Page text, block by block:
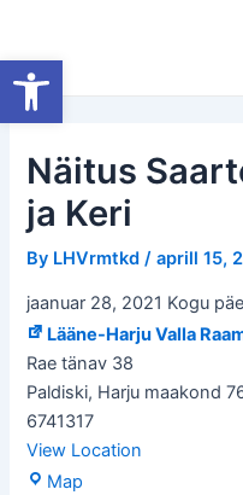
Open toolbar
content
Näitus
ja Keri
By LHVrmtkd/aprill 15,
jaanuar 28, 2021 Kogu
Lääne-Harju Valla
Rae tänav 38
Paldiski, Harju maakond
6741317
View Location
Map